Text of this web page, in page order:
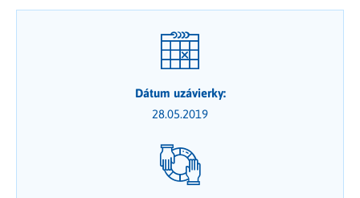
Dátum uzávierky:
28.05.2019